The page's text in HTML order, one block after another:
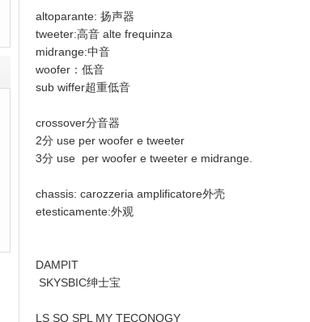
altoparante: 扬声器
tweeter:高音 alte frequinza
midrange:中音
woofer：低音
sub wiffer超重低音
crossover分音器
2分 use per woofer e tweeter
3分 use per woofer e tweeter e midrange.
chassis: carozzeria amplificatore外壳
etesticamente:外观
DAMPIT
SKYSBIC绅士宝
LS SQ SPL MY TECONOGY